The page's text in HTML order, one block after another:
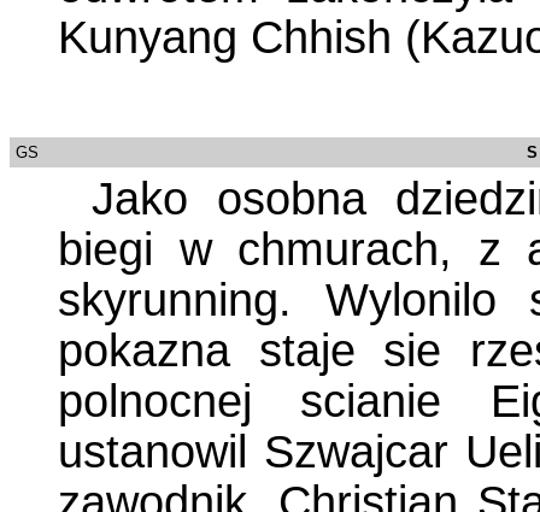
Kunyang Chhish
GS
Jako osobna
biegi w chmurach, z
skyrunning.
pokazna staje sie
polnocnej scianie
ustanowil Szwajcar